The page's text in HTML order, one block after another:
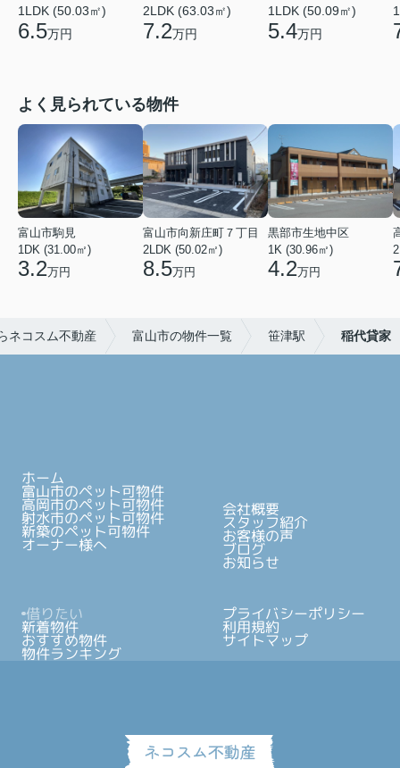
1LDK (50.03㎡)
6.5万円
2LDK (63.03㎡)
7.2万円
1LDK (50.09㎡)
5.4万円
よく見られている物件
富山市駒見
1DK (31.00㎡)
3.2万円
富山市向新庄町７丁目
2LDK (50.02㎡)
8.5万円
黒部市生地中区
1K (30.96㎡)
4.2万円
ネコスム不動産 富山市の物件一覧 笹津駅 稲代貸家
ホーム
富山市のペット可物件
高岡市のペット可物件
射水市のペット可物件
新築のペット可物件
オーナー様へ
会社概要
スタッフ紹介
お客様の声
ブログ
お知らせ
借りたい
新着物件
おすすめ物件
物件ランキング
プライバシーポリシー
利用規約
サイトマップ